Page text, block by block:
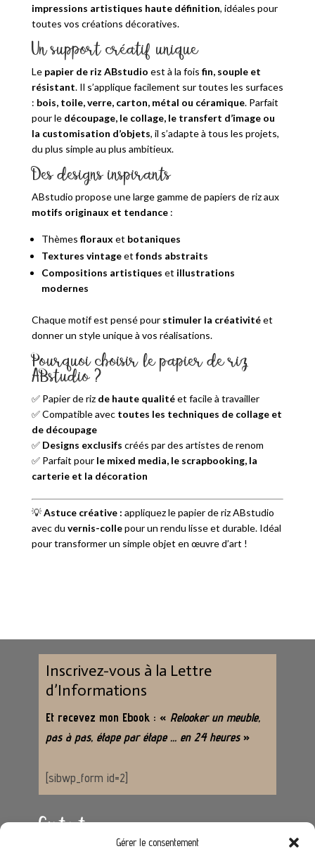
Gérer le consentement
impressions artistiques haute définition, idéales pour
toutes vos créations décoratives.
Un support créatif unique
Le papier de riz ABstudio est à la fois fin, souple et
résistant. Il s’applique facilement sur toutes les surfaces
: bois, toile, verre, carton, métal ou céramique. Parfait
pour le découpage, le collage, le transfert d’image ou
la customisation d’objets, il s’adapte à tous les projets,
du plus simple au plus ambitieux.
Des designs inspirants
ABstudio propose une large gamme de papiers de riz aux
motifs originaux et tendance:
Thèmes floraux et botaniques
Textures vintageet fonds abstraits
Compositions artistiques et illustrations
modernes
Chaque motif est pensé pour stimuler la créativitéet
donner un style unique à vos réalisations.
Pourquoi choisir le papier de riz
ABstudio ?
✅ Papier de riz de haute qualitéet facile à travailler
✅ Compatible avec toutes les techniques de collage et
de découpage
✅ Designs exclusifs créés par des artistes de renom
✅ Parfait pour le mixed media, le scrapbooking, la
carterie et la décoration
💡Astuce créative : appliquez le papier de riz ABstudio
avec du vernis-collepour un rendu lisse et durable. Idéal
pour transformer un simple objet en œuvre d’art !
Inscrivez-vous à la Lettre
d’Informations
Et recevez mon Ebook : « Relooker un meuble,
pas à pas, étape par étape … en 24 heures »
[sibwp_form id=2]
Contact